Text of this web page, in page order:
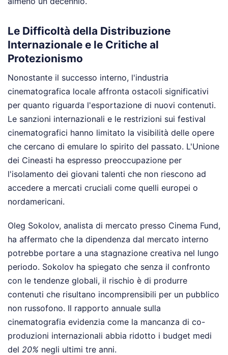
Le Difficoltà della Distribuzione
Internazionale e le Critiche al
Protezionismo
Nonostante il successo interno, l'industria
cinematografica locale affronta ostacoli significativi
per quanto riguarda l'esportazione di nuovi contenuti.
Le sanzioni internazionali e le restrizioni sui festival
cinematografici hanno limitato la visibilità delle opere
che cercano di emulare lo spirito del passato. L'Unione
dei Cineasti ha espresso preoccupazione per
l'isolamento dei giovani talenti che non riescono ad
accedere a mercati cruciali come quelli europei o
nordamericani.
Oleg Sokolov, analista di mercato presso Cinema Fund,
ha affermato che la dipendenza dal mercato interno
potrebbe portare a una stagnazione creativa nel lungo
periodo. Sokolov ha spiegato che senza il confronto
con le tendenze globali, il rischio è di produrre
contenuti che risultano incomprensibili per un pubblico
non russofono. Il rapporto annuale sulla
cinematografia evidenzia come la mancanza di co-
produzioni internazionali abbia ridotto i budget medi
del 20% negli ultimi tre anni.